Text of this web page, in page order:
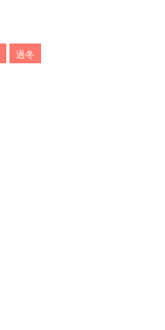
過冬